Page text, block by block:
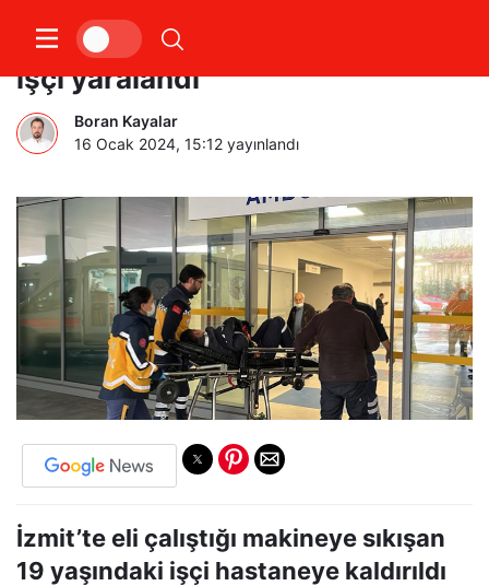
Elini makineye sıkıştıran genç
işçi yaralandı
Boran Kayalar
16 Ocak 2024, 15:12 yayınlandı
İzmit’te eli çalıştığı makineye sıkışan
19 yaşındaki işçi hastaneye kaldırıldı